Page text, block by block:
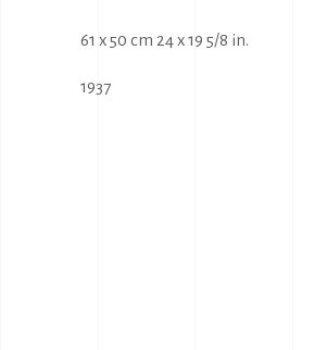
61 x 50 cm 24 x 19 5/8 in.
1937